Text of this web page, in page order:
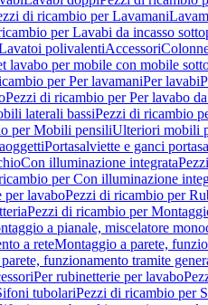
di ricambio per Lavamani
per Lavabi da incasso
polivalentiAccessori
lavabo per mobile con mobile
per Per lavamaniPer lavabi
Pezzi di ricambio per Per lavabo
laterali bassiPezzi di ricambio
per Mobili pensiliUlteriori mobili
Portasalviette e ganci
Con illuminazione integrata
per Con illuminazione
per lavaboPezzi di ricambio per
Pezzi di ricambio per
a pianale, miscelatore
a reteMontaggio a parete,
funzionamento tramite
Per rubinetterie per lavabo
tubolariPezzi di ricambio per